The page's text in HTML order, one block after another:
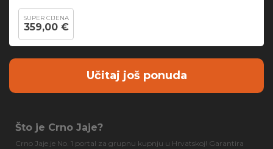
SUPER CIJENA
359,00 €
Učitaj još ponuda
Što je Crno Jaje?
Crno Jaje je No. 1 portal za grupnu kupnju u Hrvatskoj! Garantira